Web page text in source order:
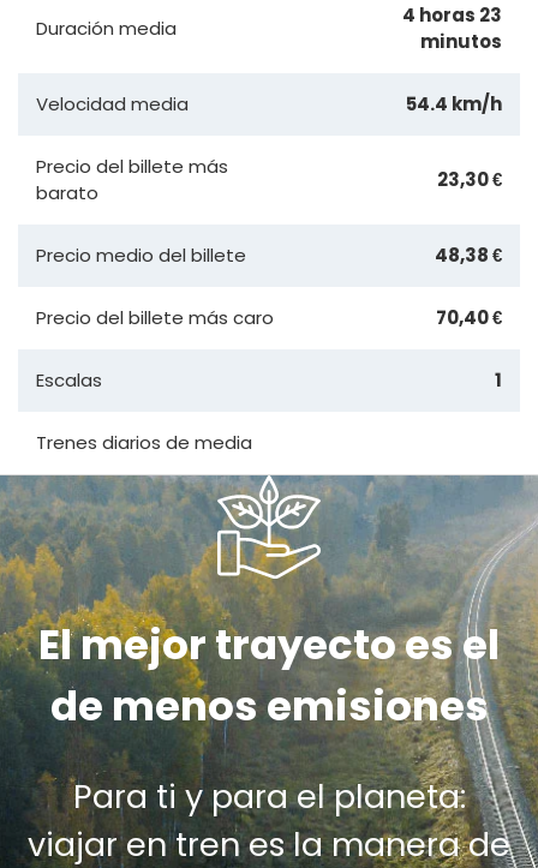
Duración media
4 horas 23
minutos
Velocidad media 54.4 km/h
Precio del billete más
barato
23,30 €
Precio medio del billete 48,38 €
Precio del billete más caro 70,40 €
Escalas 1
Trenes diarios de media
El mejor trayecto es el
de menos emisiones
Para ti y para el planeta:
viajar en tren es la manera de